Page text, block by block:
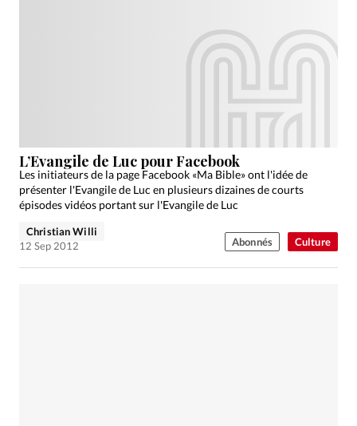
Culture
L’Evangile de Luc pour Facebook
Les initiateurs de la page Facebook «Ma Bible» ont l'idée de
présenter l'Evangile de Luc en plusieurs dizaines de courts
épisodes vidéos portant sur l'Evangile de Luc
Christian Willi
12 Sep 2012
Abonnés